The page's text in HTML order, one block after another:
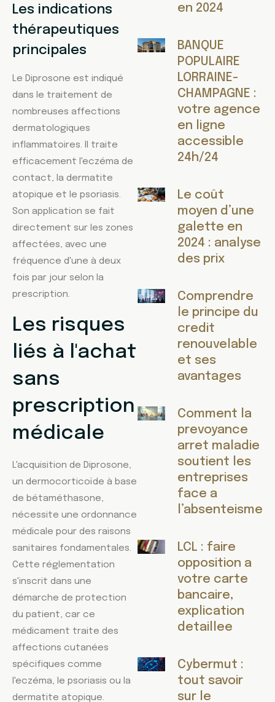
Les indications
thérapeutiques
principales
Le Diprosone est indiqué
dans le traitement de
nombreuses affections
dermatologiques
inflammatoires. Il traite
efficacement l'eczéma de
contact, la dermatite
atopique et le psoriasis.
Son application se fait
directement sur les zones
affectées, avec une
fréquence d'une à deux
fois par jour selon la
prescription.
Les risques
liés à l'achat
sans
prescription
médicale
L'acquisition de Diprosone,
un dermocorticoïde à base
de bétaméthasone,
nécessite une ordonnance
médicale pour des raisons
sanitaires fondamentales.
Cette réglementation
s'inscrit dans une
démarche de protection
du patient, car ce
médicament traite des
affections cutanées
spécifiques comme
l'eczéma, le psoriasis ou la
dermatite atopique.
en 2024
BANQUE
POPULAIRE
LORRAINE-
CHAMPAGNE :
votre agence
en ligne
accessible
24h/24
Le coût
moyen d’une
galette en
2024 : analyse
des prix
Comprendre
le principe du
credit
renouvelable
et ses
avantages
Comment la
prevoyance
arret maladie
soutient les
entreprises
face a
l’absenteisme
LCL : faire
opposition a
votre carte
bancaire,
explication
detaillee
Cybermut :
tout savoir
sur le